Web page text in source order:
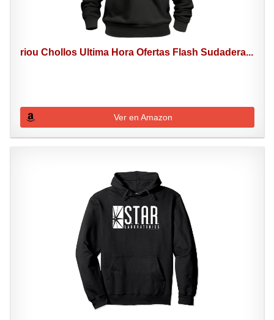
riou Chollos Ultima Hora Ofertas Flash Sudadera...
Ver en Amazon